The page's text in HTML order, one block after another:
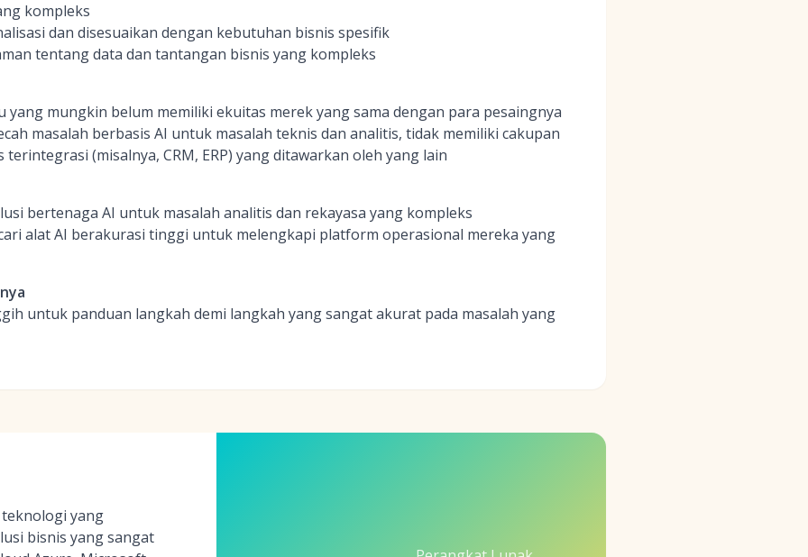
kompleks
dan disesuaikan dengan kebutuhan bisnis spesifik
tentang data dan tantangan bisnis yang kompleks
mungkin belum memiliki ekuitas merek yang sama dengan para pesaingnya
masalah berbasis AI untuk masalah teknis dan analitis, tidak memiliki cakupan
(misalnya, CRM, ERP) yang ditawarkan oleh yang lain
bertenaga AI untuk masalah analitis dan rekayasa yang kompleks
alat AI berakurasi tinggi untuk melengkapi platform operasional mereka yang
untuk panduan langkah demi langkah yang sangat akurat pada masalah yang
yang
bisnis yang sangat